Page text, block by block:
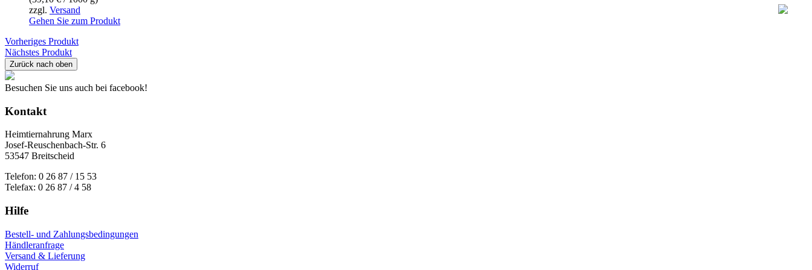
zzgl. Versand
Gehen Sie zum Produkt
Vorheriges Produkt
Nächstes Produkt
Zurück nach oben
Besuchen Sie uns auch bei facebook!
Kontakt
Heimtiernahrung Marx
Josef-Reuschenbach-Str. 6
53547 Breitscheid
Telefon: 0 26 87 / 15 53
Telefax: 0 26 87 / 4 58
Hilfe
Bestell- und Zahlungsbedingungen
Händleranfrage
Versand & Lieferung
Widerruf